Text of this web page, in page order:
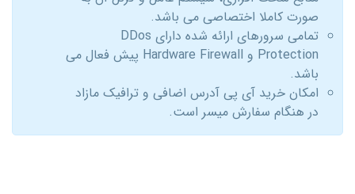
صورت کاملا اختصاصی می باشد.
تمامی سرورهای ارائه شده دارای DDos
Protection و Hardware Firewall پیش فعال می
باشد.
امکان خرید آی پی آدرس اضافی و ترافیک مازاد
در هنگام سفارش میسر است.